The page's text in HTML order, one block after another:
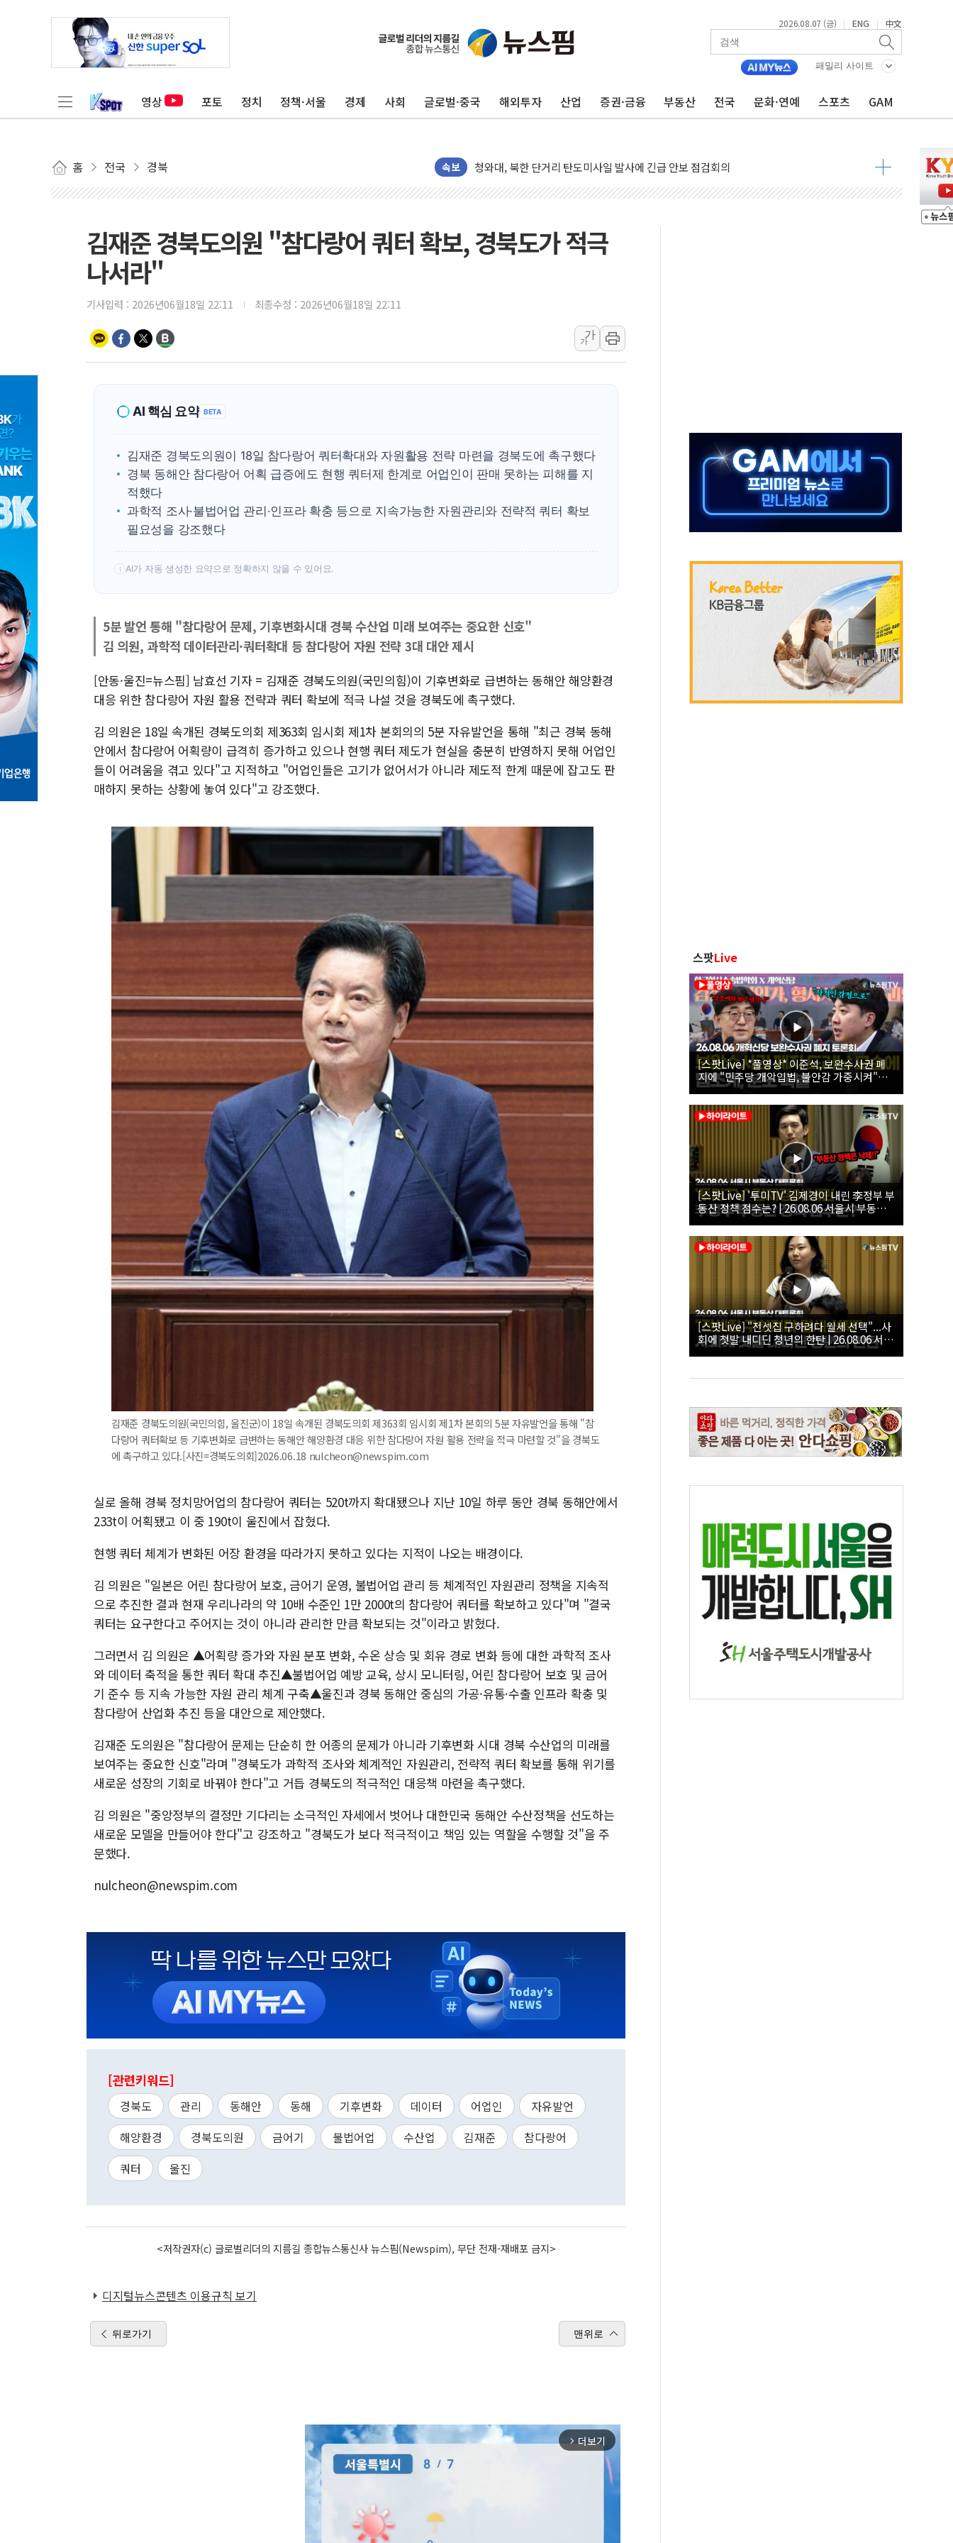
2026.08.07 (금) | ENG | 中文
패밀리 사이트
영상 포토 정치 정책·서울 경제 사회 글로벌·중국 해외투자 산업 증권·금융 부동산 전국 문화·연예 스포츠 GAM
홈 전국 경북 속보
리투아니아 국방 "러, 우크라 드론으로 나토 회원국 공격 검토… 거짓 깃발 작전"
구광모, 내주 실리콘밸리서 젠슨 황 재회…로봇·AI 데이터센터·모빌리티 구체화
김정관 장관 "영업이익 N% 성과급 반대…상법·자본시장법 개정 논의"
뉴욕증시 프리뷰, 미 주가선물 AI주 차익실현 속 혼조세...웨스턴디지털·샌디스크↓
금값 7주 만에 최고…美 고용 둔화·호르무즈 재개방 기대에 강세
[인도증시] 중동 긴장 완화에 실적 호조까지, 상승...호실적 보고 기업 상승세 뚜렷
[베트남 증시] 지수 하락 속 'DGC' 임시 주총 기대감에 홀로 상한가…마진 잔액은 사상 최고
'월가의 황제' 다이먼 "금융시장 레버리지 위험수위…숨은 차입이 더 큰 변수"
[3보] 북, 원산서 동해로 단거리 탄도미사일 1발 발사… 올해 10번째·42일 만 도발
우크라 드론 전술, 중남미 콜롬비아에 새 안보 위기… 반군·마약카르텔이 습득해 전투 활용
김재준 경북도의원 "참다랑어 쿼터 확보, 경북도가 적극
나서라"
기사입력 : 2026년06월18일 22:11 최종수정 : 2026년06월18일 22:11
가
가
AI 핵심 요약 BETA
김재준 경북도의원이 18일 참다랑어 쿼터확대와 자원활용 전략 마련을 경북도에 촉구했다
경북 동해안 참다랑어 어획 급증에도 현행 쿼터제 한계로 어업인이 판매 못하는 피해를 지
적했다
과학적 조사·불법어업 관리·인프라 확충 등으로 지속가능한 자원관리와 전략적 쿼터 확보
필요성을 강조했다
! AI가 자동 생성한 요약으로 정확하지 않을 수 있어요.
5분 발언 통해 "참다랑어 문제, 기후변화시대 경북 수산업 미래 보여주는 중요한 신호"
김 의원, 과학적 데이터관리·쿼터확대 등 참다랑어 자원 전략 3대 대안 제시
[안동·울진=뉴스핌] 남효선 기자 = 김재준 경북도의원(국민의힘)이 기후변화로 급변하는 동해안 해양환경
대응 위한 참다랑어 자원 활용 전략과 쿼터 확보에 적극 나설 것을 경북도에 촉구했다.
김 의원은 18일 속개된 경북도의회 제363회 임시회 제1차 본회의의 5분 자유발언을 통해 "최근 경북 동해
안에서 참다랑어 어획량이 급격히 증가하고 있으나 현행 쿼터 제도가 현실을 충분히 반영하지 못해 어업인
들이 어려움을 겪고 있다"고 지적하고 "어업인들은 고기가 없어서가 아니라 제도적 한계 때문에 잡고도 판
매하지 못하는 상황에 놓여 있다"고 강조했다.
김재준 경북도의원(국민의힘, 울진군)이 18일 속개된 경북도의회 제363회 임시회 제1차 본회의 5분 자유발언을 통해 "참
다랑어 쿼터확보 등 기후변화로 급변하는 동해안 해양환경 대응 위한 참다랑어 자원 활용 전략을 적극 마련할 것"을 경북도
에 촉구하고 있다.[사진=경북도의회]2026.06.18 nulcheon@newspim.com
실로 올해 경북 정치망어업의 참다랑어 쿼터는 520t까지 확대됐으나 지난 10일 하루 동안 경북 동해안에서
233t이 어획됐고 이 중 190t이 울진에서 잡혔다.
현행 쿼터 체계가 변화된 어장 환경을 따라가지 못하고 있다는 지적이 나오는 배경이다.
김 의원은 "일본은 어린 참다랑어 보호, 금어기 운영, 불법어업 관리 등 체계적인 자원관리 정책을 지속적
으로 추진한 결과 현재 우리나라의 약 10배 수준인 1만 2000t의 참다랑어 쿼터를 확보하고 있다"며 "결국
쿼터는 요구한다고 주어지는 것이 아니라 관리한 만큼 확보되는 것"이라고 밝혔다.
그러면서 김 의원은 ▲어획량 증가와 자원 분포 변화, 수온 상승 및 회유 경로 변화 등에 대한 과학적 조사
와 데이터 축적을 통한 쿼터 확대 추진▲불법어업 예방 교육, 상시 모니터링, 어린 참다랑어 보호 및 금어
기 준수 등 지속 가능한 자원 관리 체계 구축▲울진과 경북 동해안 중심의 가공·유통·수출 인프라 확충 및
참다랑어 산업화 추진 등을 대안으로 제안했다.
김재준 도의원은 "참다랑어 문제는 단순히 한 어종의 문제가 아니라 기후변화 시대 경북 수산업의 미래를
보여주는 중요한 신호"라며 "경북도가 과학적 조사와 체계적인 자원관리, 전략적 쿼터 확보를 통해 위기를
새로운 성장의 기회로 바꿔야 한다"고 거듭 경북도의 적극적인 대응책 마련을 촉구했다.
김 의원은 "중앙정부의 결정만 기다리는 소극적인 자세에서 벗어나 대한민국 동해안 수산정책을 선도하는
새로운 모델을 만들어야 한다"고 강조하고 "경북도가 보다 적극적이고 책임 있는 역할을 수행할 것"을 주
문했다.
nulcheon@newspim.com
[관련키워드]
경북도 관리 동해안 동해 기후변화 데이터 어업인
자유발언
해양환경
경북도의원 금어기 불법어업 수산업 김재준
참다랑어
쿼터
울진
<저작권자(c) 글로벌리더의 지름길 종합뉴스통신사 뉴스핌(Newspim), 무단 전재-재배포 금지>
디지털뉴스콘텐츠 이용규칙 보기
뒤로가기 맨위로
arrow_forward_ios 더보기
스팟Live
[스팟Live] *풀영상* 이준석, 보완수사권 폐
지에 "민주당 개악입법, 불안감 가중시켜"｜
26.08.06 개혁신당 보완수사권 폐지 토론회
[스팟Live] '투미TV' 김제경이 내린 李정부 부
동산 정책 점수는? | 26.08.06 서울시 부동산
대토론회
[스팟Live] "전셋집 구하려다 월세 선택"...사
회에 첫발 내디딘 청년의 한탄 | 26.08.06 서울
시 부동산 대토론회